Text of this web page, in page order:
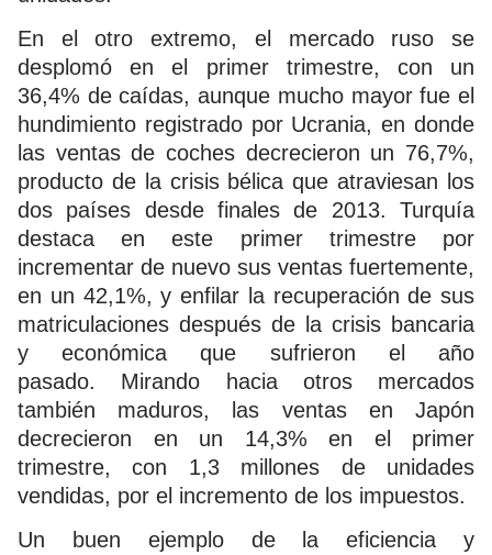
En el otro extremo, el mercado ruso se
desplomó en el primer trimestre, con un
36,4% de caídas, aunque mucho mayor fue el
hundimiento registrado por Ucrania, en donde
las ventas de coches decrecieron un 76,7%,
producto de la crisis bélica que atraviesan los
dos países desde finales de 2013. Turquía
destaca en este primer trimestre por
incrementar de nuevo sus ventas fuertemente,
en un 42,1%, y enfilar la recuperación de sus
matriculaciones después de la crisis bancaria
y económica que sufrieron el año
pasado. Mirando hacia otros mercados
también maduros, las ventas en Japón
decrecieron en un 14,3% en el primer
trimestre, con 1,3 millones de unidades
vendidas, por el incremento de los impuestos.
Un buen ejemplo de la eficiencia y